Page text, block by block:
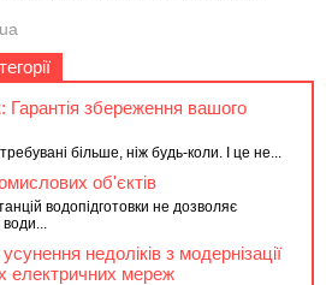
Гарантія збереження вашого
більше, ніж будь-коли. І це не...
об'єктів
водопідготовки не дозволяє
води...
недоліків з модернізації
електричних мереж